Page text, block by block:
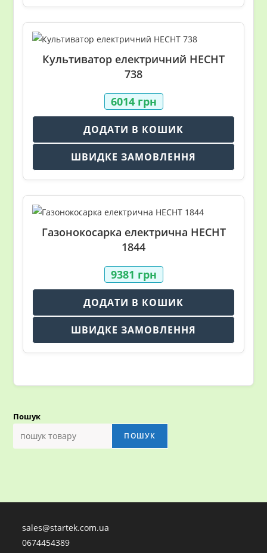
Культиватор електричний HECHT
738
6014 грн
ДОДАТИ В КОШИК
ШВИДКЕ ЗАМОВЛЕННЯ
Газонокосарка електрична HECHT
1844
9381 грн
ДОДАТИ В КОШИК
ШВИДКЕ ЗАМОВЛЕННЯ
Пошук
ПОШУК
sales@startek.com.ua
0674454389